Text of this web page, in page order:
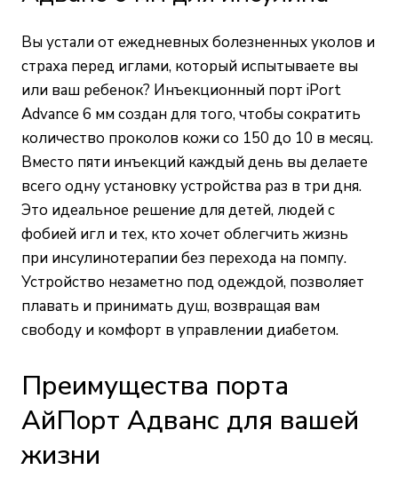
Вы устали от ежедневных болезненных уколов и
страха перед иглами, который испытываете вы
или ваш ребенок? Инъекционный порт iPort
Advance 6 мм создан для того, чтобы сократить
количество проколов кожи со 150 до 10 в месяц.
Вместо пяти инъекций каждый день вы делаете
всего одну установку устройства раз в три дня.
Это идеальное решение для детей, людей с
фобией игл и тех, кто хочет облегчить жизнь
при инсулинотерапии без перехода на помпу.
Устройство незаметно под одеждой, позволяет
плавать и принимать душ, возвращая вам
свободу и комфорт в управлении диабетом.
Преимущества порта
АйПорт Адванс для вашей
жизни